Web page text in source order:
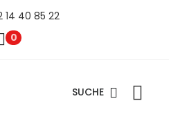
14 40 85 22
0
SUCHE